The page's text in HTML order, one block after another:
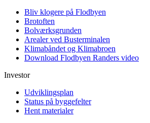
Bliv klogere på Flodbyen
Brotoften
Bolværksgrunden
Arealer ved Busterminalen
Klimabåndet og Klimabroen
Download Flodbyen Randers video
Investor
Udviklingsplan
Status på byggefelter
Hent materialer